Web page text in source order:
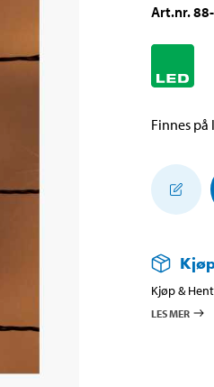
Art.nr.
Finnes på
Kjøp &
LES MER